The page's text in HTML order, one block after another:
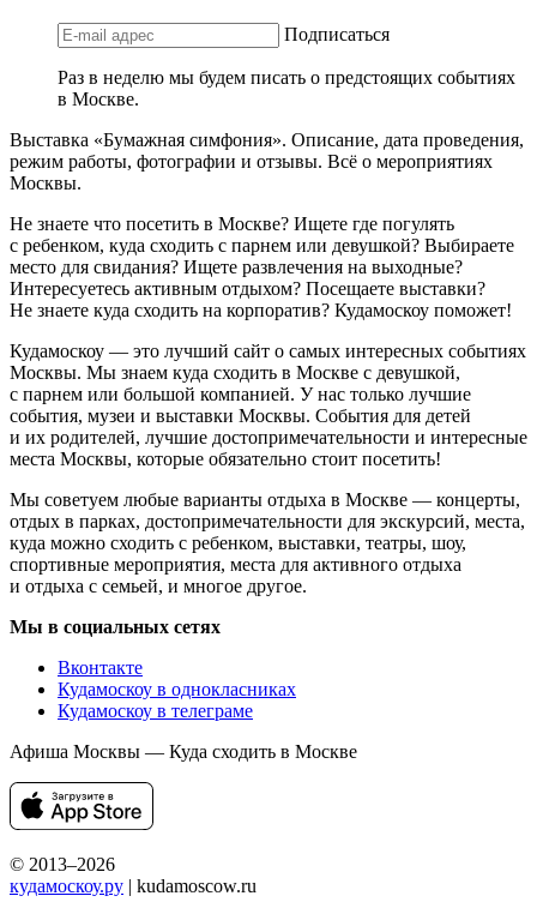
Подписаться
Раз в неделю мы будем писать о предстоящих событиях
в Москве.
Выставка «Бумажная симфония». Описание, дата проведения,
режим работы, фотографии и отзывы. Всё о мероприятиях
Москвы.
Не знаете что посетить в Москве? Ищете где погулять
с ребенком, куда сходить с парнем или девушкой? Выбираете
место для свидания? Ищете развлечения на выходные?
Интересуетесь активным отдыхом? Посещаете выставки?
Не знаете куда сходить на корпоратив? Кудамоскоу поможет!
Кудамоскоу — это лучший сайт о самых интересных событиях
Москвы. Мы знаем куда сходить в Москве с девушкой,
с парнем или большой компанией. У нас только лучшие
события, музеи и выставки Москвы. События для детей
и их родителей, лучшие достопримечательности и интересные
места Москвы, которые обязательно стоит посетить!
Мы советуем любые варианты отдыха в Москве — концерты,
отдых в парках, достопримечательности для экскурсий, места,
куда можно сходить с ребенком, выставки, театры, шоу,
спортивные мероприятия, места для активного отдыха
и отдыха с семьей, и многое другое.
Мы в социальных сетях
Вконтакте
Кудамоскоу в однокласниках
Кудамоскоу в телеграме
Афиша Москвы — Куда сходить в Москве
© 2013–2026
кудамоскоу.ру | kudamoscow.ru